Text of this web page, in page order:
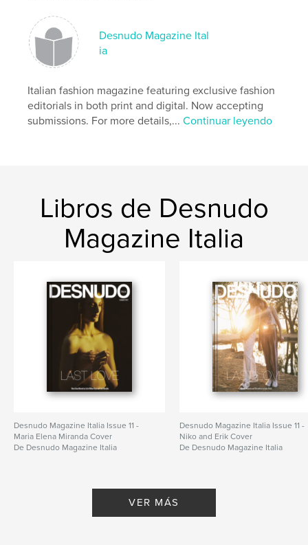
Idioma
Italian
Palabras clave
designer
photography , fashion
Desnudo Magazine Ital
ia
Italian fashion magazine featuring exclusive fashion
editorials in both print and digital. Now accepting
submissions. For more details,...Continuar leyendo
Libros de Desnudo
Magazine Italia
Desnudo Magazine Italia Issue 11 -
Maria Elena Miranda Cover
De Desnudo Magazine Italia
Desnudo Magazine Italia Issue 11 -
Niko and Erik Cover
De Desnudo Magazine Italia
VER MÁS